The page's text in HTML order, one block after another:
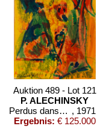
Auktion 489 - Lot 121
P. ALECHINSKY
Perdus dans la couleur , 1971
Ergebnis: € 125.000